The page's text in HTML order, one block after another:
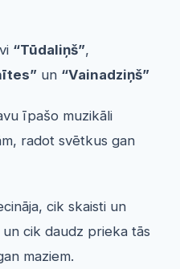
“Tūdaliņš”,
un “Vainadziņš”
īpašo muzikāli
radot svētkus gan
cik skaisti un
cik daudz prieka tās
maziem.